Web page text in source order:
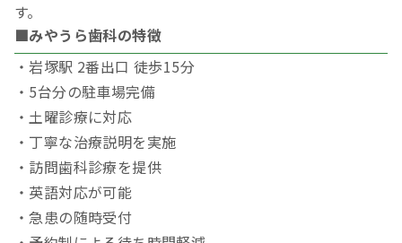
す。
■みやうら歯科の特徴
・岩塚駅 2番出口 徒歩15分
・5台分の駐車場完備
・土曜診療に対応
・丁寧な治療説明を実施
・訪問歯科診療を提供
・英語対応が可能
・急患の随時受付